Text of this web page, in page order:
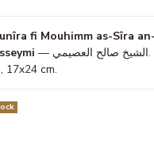
fi Mouhimm as-Sîra
— الشيخ صالح العصيمي. un volume, 30 pages,
17x24 cm.